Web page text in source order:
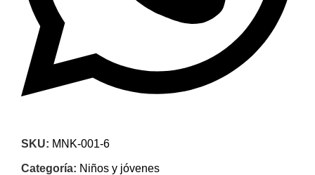
SKU: MNK-001-6
Categoría: Niños y jóvenes